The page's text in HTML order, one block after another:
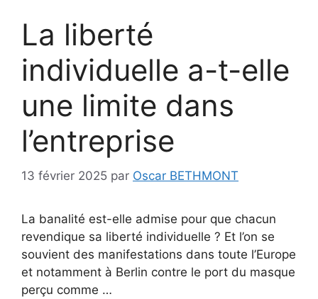
La liberté
individuelle a-t-elle
une limite dans
l’entreprise
13 février 2025 par Oscar BETHMONT
La banalité est-elle admise pour que chacun
revendique sa liberté individuelle ? Et l’on se
souvient des manifestations dans toute l’Europe
et notamment à Berlin contre le port du masque
perçu comme …